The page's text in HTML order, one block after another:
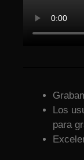
Los
para